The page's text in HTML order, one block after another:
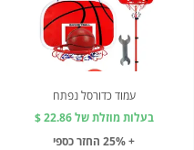
עמוד כדורסל נפתח
בעלות מוזלת של 22.86 $
+ 25% החזר כספי